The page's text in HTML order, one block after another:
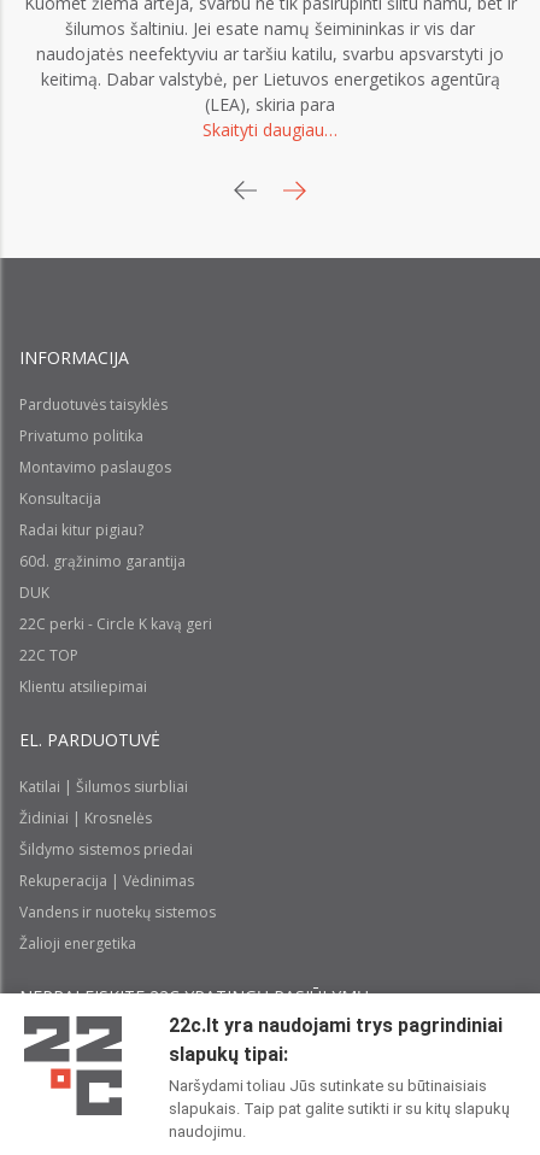
šilumos šaltiniu. Jei esate namų šeimininkas ir vis dar
naudojatės neefektyviu ar taršiu katilu, svarbu apsvarstyti jo
keitimą. Dabar valstybė, per Lietuvos energetikos agentūrą
(LEA), skiria para
Skaityti daugiau…
INFORMACIJA
Parduotuvės taisyklės
Privatumo politika
Montavimo paslaugos
Konsultacija
Radai kitur pigiau?
60d. grąžinimo garantija
DUK
22C perki - Circle K kavą geri
22C TOP
Klientu atsiliepimai
EL. PARDUOTUVĖ
Katilai | Šilumos siurbliai
Židiniai | Krosnelės
Šildymo sistemos priedai
Rekuperacija | Vėdinimas
Vandens ir nuotekų sistemos
Žalioji energetika
NEPRALEISKITE 22С YPATINGŲ PASIŪLYMŲ:
Perskaičiau ir sutinku su 22CPrivatumo politika
22c.lt yra naudojami trys pagrindiniai
slapukų tipai:
Naršydami toliau Jūs sutinkate su būtinaisiais
slapukais. Taip pat galite sutikti ir su kitų slapukų
naudojimu.